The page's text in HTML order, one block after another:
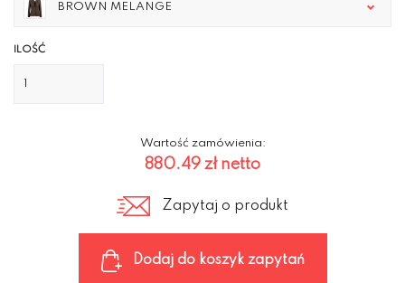
BROWN MELANGE
ILOŚĆ
Wartość zamówienia:
880.49 złnetto
Zapytaj o produkt
Dodaj do koszyk zapytań